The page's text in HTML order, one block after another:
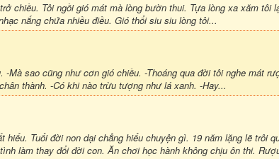
chiều. Tôi ngồi gió mát mà lòng bườn thui. Tựa lòng xa xăm tôi
nắng chứa nhiều điều. Gió thổi siu siu lòng tôi...
-Mà sao cũng như cơn gió chiều. -Thoáng qua đời tôi nghe mát
thành. -Có khi nào trừu tượng như lá xanh. -Hay...
hiếu. Tuổi đời non dại chẳng hiểu chuyện gì. 19 năm lặng lẽ trôi
làm thay đổi đời con. Ăn chơi học hành không chịu ôn thi.